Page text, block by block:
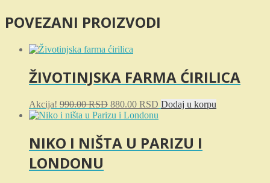
POVEZANI PROIZVODI
ŽIVOTINJSKA FARMA ĆIRILICA
Akcija! 990.00RSD Originalna
cena
bila:
990.00 RSD.
880.00 RSD Trenutna
880.00 RSD.
Dodaj u korpu
NIKO I NIŠTA U PARIZU I
LONDONU